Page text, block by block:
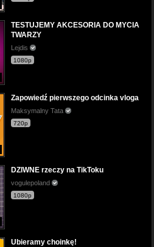
TESTUJEMY AKCESORIA DO MYCIA
TWARZY
Lejdis
1080p
Zapowiedź pierwszego odcinka vloga
Maksymalny Tata
720p
DZIWNE rzeczy na TikToku
vogulepoland
1080p
Ubieramy choinkę!